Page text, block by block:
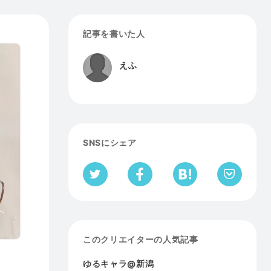
記事を書いた人
えふ
SNSにシェア
このクリエイターの人気記事
ゆるキャラ@新潟